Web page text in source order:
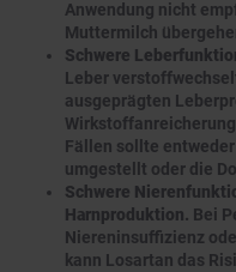
Anwendung nicht
Muttermilch
Schwere
Leber
ausgeprägten
Fällen sollte
umgestellt oder die
Schwere
Harnproduktion. Bei
Niereninsuffizienz
kann Losartan das